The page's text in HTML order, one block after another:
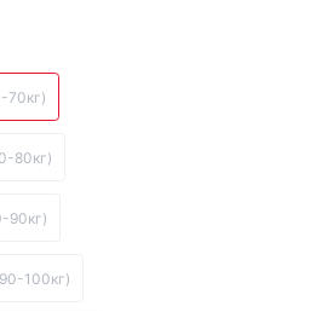
70кг)
80кг)
90кг)
100кг)